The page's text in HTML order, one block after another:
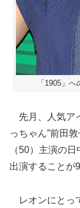
「1905」
先月、人気ア
っちゃん”前田
（50）主演の
出演することが
レオンにとっ